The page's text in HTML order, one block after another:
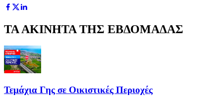
ΤΑ ΑΚΙΝΗΤΑ ΤΗΣ ΕΒΔΟΜΑΔΑΣ
Τεμάχια Γης σε Οικιστικές Περιοχές